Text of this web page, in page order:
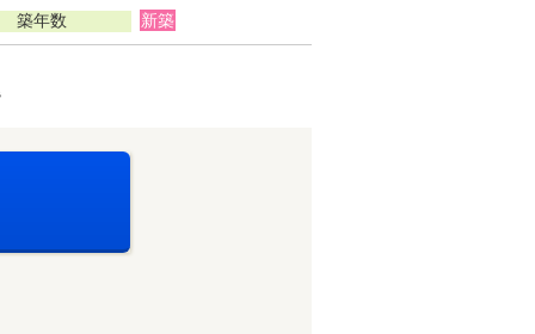
築年数 新築